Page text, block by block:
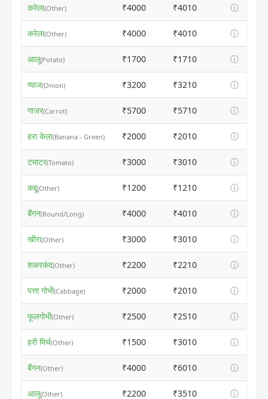
करेला(Other) ₹4000 ₹4010 ⓘ
करेला(Other) ₹4000 ₹4010 ⓘ
आलू(Potato) ₹1700 ₹1710 ⓘ
प्याज(Onion) ₹3200 ₹3210 ⓘ
गाजर(Carrot) ₹5700 ₹5710 ⓘ
हरा केला(Banana - Green) ₹2000 ₹2010 ⓘ
टमाटर(Tomato) ₹3000 ₹3010 ⓘ
कद्दू(Other) ₹1200 ₹1210 ⓘ
बैंगन(Round/Long) ₹4000 ₹4010 ⓘ
खीरा(Other) ₹3000 ₹3010 ⓘ
शकरकंद(Other) ₹2200 ₹2210 ⓘ
पत्ता गोभी(Cabbage) ₹2000 ₹2010 ⓘ
फूलगोभी(Other) ₹2500 ₹2510 ⓘ
हरी मिर्च(Other) ₹1500 ₹3010 ⓘ
बैंगन(Other) ₹4000 ₹6010 ⓘ
आलू(Other) ₹2200 ₹3510 ⓘ